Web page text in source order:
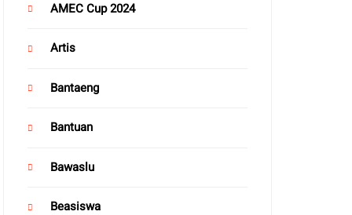
AMEC Cup 2024
Artis
Bantaeng
Bantuan
Bawaslu
Beasiswa